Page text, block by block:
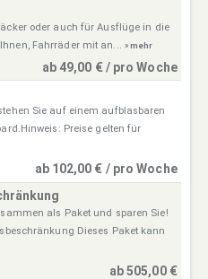
oder auch für Ausflüge in die
Fahrräder mit an... » mehr
ab 49,00 € / pro Woche
Sie auf einem aufblasbaren
Preise gelten für
ab 102,00 € / pro Woche
als Paket und sparen Sie!
Dieses Paket kann
ab 505,00 €